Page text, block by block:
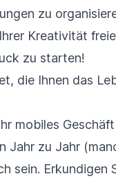
zu
Kreativität
zu starten!
die Ihnen das
mobiles
Jahr zu Jahr
sein. Erkundigen